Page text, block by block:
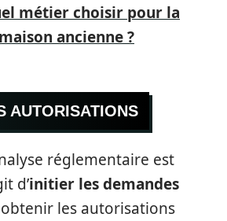
métier choisir pour la
ancienne ?
AUTORISATIONS
réglementaire est
d’initier les demandes
les autorisations